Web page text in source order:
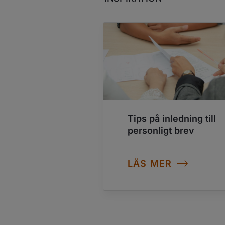
Tips på inledning till
personligt brev
LÄS MER